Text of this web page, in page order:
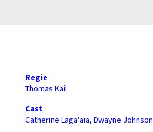
Regie
Thomas Kail
Cast
Catherine Laga'aia, Dwayne Johnson